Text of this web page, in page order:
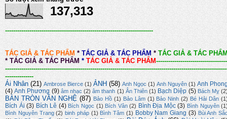
137,313
-------------------------------------------------------------------------
TÁC GIẢ & TÁC PHẨM * TÁC GIẢ & TÁC PHẨM * TÁC GIẢ & TÁC
* TÁC GIẢ & TÁC PHẨM * TÁC GIẢ & TÁC PHẨM-----------------------------------
--------------
Ái Nhân (21) Ambrose Bierce (1) ẢNH (58) Anh Ngọc (1) Anh Nguyên (1) Anh
(4) Anh Phương (9) âm nhạc (2) âm thanh (1) Ân Thiên (1) Bạch Diệp (5) Bách Mỵ
BÀN TRÒN VĂN NGHỆ (87) Bảo Hồ (1) Bảo Lâm (1) Bảo Ninh (2) Bé Hải Dân
Bích Ái (3) Bích Lê (4) Bích Ngọc (1) Bích Vân (2) Bình Địa Mộc (3) Bình Nguyên
Bình Nguyên Trang (2) binh pháp (1) Bình Tâm (1) Bobby Nam Giang (3) Bùi Anh